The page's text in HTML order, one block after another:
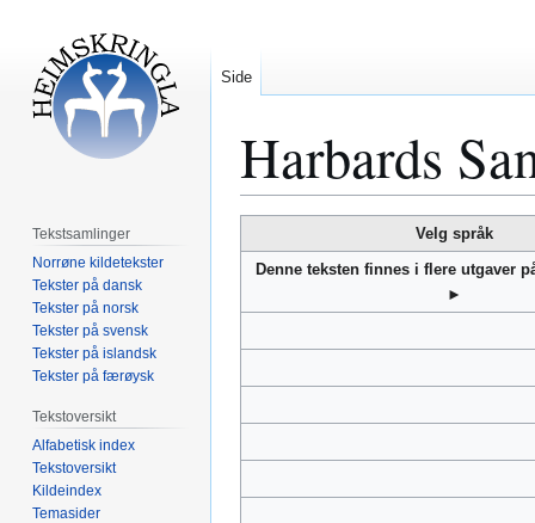
Harbards
til
navigering
til
søk
Velg språk
Denne teksten finnes i flere utgaver
►
Side
Tekstsamlinger
Norrøne kildetekster
Tekster på dansk
Tekster på norsk
Tekster på svensk
Tekster på islandsk
Tekster på færøysk
Tekstoversikt
Alfabetisk index
Tekstoversikt
Kildeindex
Temasider